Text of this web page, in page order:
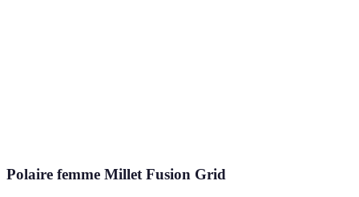
Polaire femme Millet Fusion Grid